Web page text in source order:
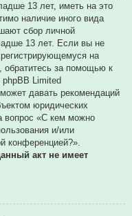
13 лет, иметь на это
наличие иного вида
сбор личной
13 лет. Если вы не
на
обратитесь за помощью к
phpBB Limited
давать рекомендаций
юридических
вопрос «С кем можно
и/или
конференцией?».
акт не имеет